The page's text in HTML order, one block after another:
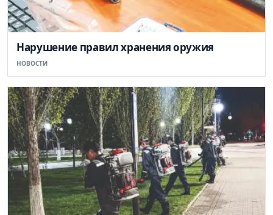
Нарушение правил хранения оружия
НОВОСТИ